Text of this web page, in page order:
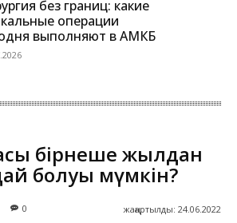
без границ: какие
операции
выполняют в АМКБ